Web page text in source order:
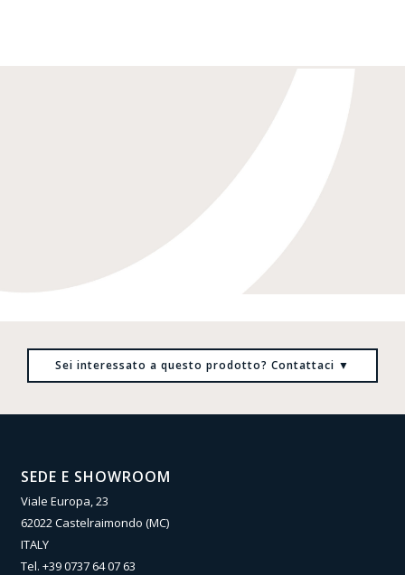
Sei interessato a questo prodotto? Contattaci ▼
SEDE E SHOWROOM
Viale Europa, 23
62022 Castelraimondo (MC)
ITALY
Tel. +39 0737 64 07 63